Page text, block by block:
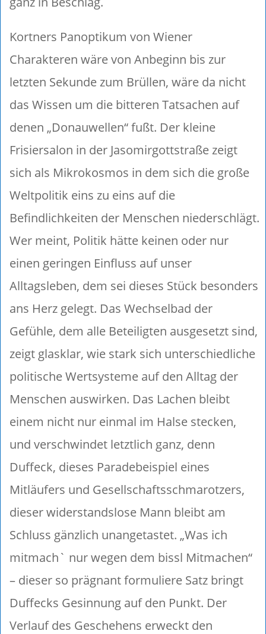
Kortners Panoptikum von Wiener
Charakteren wäre von Anbeginn bis zur
letzten Sekunde zum Brüllen, wäre da nicht
das Wissen um die bitteren Tatsachen auf
denen „Donauwellen“ fußt. Der kleine
Frisiersalon in der Jasomirgottstraße zeigt
sich als Mikrokosmos in dem sich die große
Weltpolitik eins zu eins auf die
Befindlichkeiten der Menschen niederschlägt.
Wer meint, Politik hätte keinen oder nur
einen geringen Einfluss auf unser
Alltagsleben, dem sei dieses Stück besonders
ans Herz gelegt. Das Wechselbad der
Gefühle, dem alle Beteiligten ausgesetzt sind,
zeigt glasklar, wie stark sich unterschiedliche
politische Wertsysteme auf den Alltag der
Menschen auswirken. Das Lachen bleibt
einem nicht nur einmal im Halse stecken,
und verschwindet letztlich ganz, denn
Duffeck, dieses Paradebeispiel eines
Mitläufers und Gesellschaftsschmarotzers,
dieser widerstandslose Mann bleibt am
Schluss gänzlich unangetastet. „Was ich
mitmach` nur wegen dem bissl Mitmachen“
– dieser so prägnant formuliere Satz bringt
Duffecks Gesinnung auf den Punkt. Der
Verlauf des Geschehens erweckt den